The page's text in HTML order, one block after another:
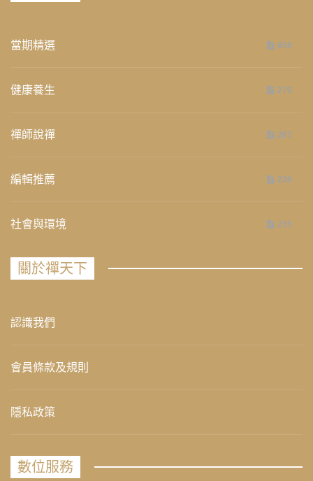
當期精選 658
健康養生 276
禪師說禪 267
編輯推薦 236
社會與環境 235
關於禪天下
認識我們
會員條款及規則
隱私政策
數位服務